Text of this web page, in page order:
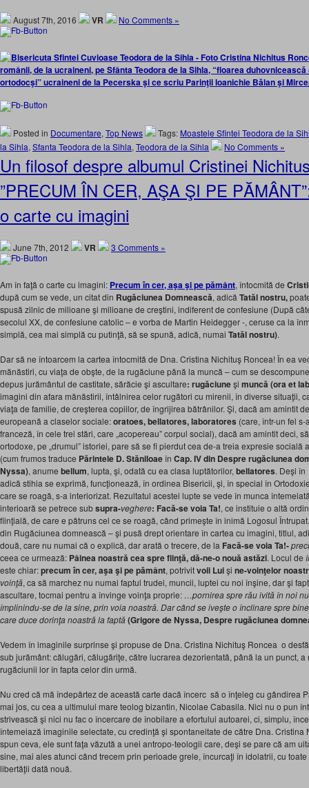
August 7th, 2016 VR No Comments »
românii, de la ucraineni, pe Sfânta Teodora de la Sihla, “floarea
ortodocşi” ucraineni de la Pecerska şi ce scriu Parinţii Ioanichie Bălan şi
Posted in Documentare, Top News Tags: Moastele Sfintei Teodora de la
la Sihla, Sfanta Teodora de la Sihla, Teodora de la Sihla No Comments »
Un filosof despre albumul Cristinei
”PRECUM ÎN CER, AŞA ŞI PE
o carte cu imagini
June 7th, 2012 VR 3 Comments »
Am în faţă o carte cu imagini: Precum în cer, aşa şi pe pământ, întocmită de
după cum se vede, un citat din Rugăciunea Domnească, adică Tatăl nostru,
spusă zilnic de milioane şi milioane de creştini, indiferent de confesiune (După
secolul XX, de confesiune catolic – e vorba de Martin Heidegger -, ceruse ca la
simplă, cea mai simplă cu putinţă, să se spună, adică, numai Tatăl nostru).
Dar să ne întoarcem la cartea întocmită de Dna. Cristina Nichituş Roncea! În ea
mănăstiri, cu viaţa de obşte, de la rugăciune până la muncă – cum se
depus jurământul de castitate, sărăcie şi ascultare: rugăciuneşi muncă (ora et
imagini din afara mănăstirii, întâlnirea celor rugători cu mirenii, în diverse situaţii,
viaţa de familie, de creşterea copiilor, de îngrijirea bătrânilor. Şi, dacă am amintit
europeană a claselor sociale:oratoes, bellatores, laboratores (care, într-un fel
franceză, în cele trei stări, care „acopereau” corpul social), dacă am amintit deci,
ortodoxe, pe „drumul” istoriei, pare să se fi pierdut cea de-a treia expresie socială
(cum frumos traduce Părintele D. Stăniloaeîn Cap. IV din Despre rugăciunea
Nyssa), anume bellum, lupta, şi, odată cu ea clasa luptătorilor, bellatores. Deşi
adică stihia se exprimă, funcţionează, în ordinea Bisericii, şi, în special în
care se roagă, s-a interiorizat. Rezultatul acestei lupte se vede în munca
interioară se petrece subsupra-veghere: Facă-se voia Ta!, ce instituie o altă
fiinţială, de care e pătruns cel ce se roagă, când primeşte în inimă Logosul
din Rugăciunea domnească – şi pusă drept orientare în cartea cu imagini, titlul,
două, care nu numai că o explică, dar arată o trecere, de la Facă-se voia Ta!-
ceea ce urmează: Pâinea noastră cea spre fiinţă, dă-ne-o nouă astăzi. Locul de
este chiar:precum în cer, aşa şi pe pământ, potrivitvoii Luişi ne-voinţelor
voinţă, ca să marchez nu numai faptul trudei, muncii, luptei cu noi înşine, dar şi
ascultare, tocmai pentru a învinge voinţa proprie: …pornirea spre rău ivită în noi
împlinindu-se de la sine, prin voia noastră. Dar când se iveşte o înclinare spre
care duce dorinţa noastră la faptă(Grigore de Nyssa, Despre rugăciunea
Vedem în imaginile surprinse şi propuse de Dna. Cristina Nichituş Roncea o
sub jurământ: călugări, călugăriţe, către lucrarea dezorientată, până la un punct,
rugăciunii lor în fapta celor din urmă.
Nu cred că mă îndepărtez de această carte dacă încerc să o înţeleg cu gândirea
mai jos, cu cea a ultimului mare teolog bizantin, Nicolae Cabasila. Nici nu o pun
strivească şi nici nu fac o încercare de înobilare a efortului autoarei, ci, simplu,
întemeiază imaginile selectate, cu credinţă şi spontaneitate de către Dna. Cristina
spun ceva, ele sunt faţa văzută a unei antropo-teologii care, deşi se pare că am
sine, mai ales atunci când trecem prin perioade grele, încurcaţi în idolatrii, cu
libertăţii dată nouă.